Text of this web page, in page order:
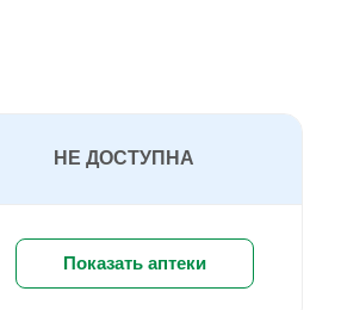
НЕ ДОСТУПНА
Показать аптеки